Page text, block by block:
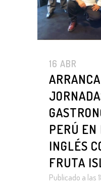
16 ABR
PERÚ EN
INGLÉS
FRUTA
Publicado a las